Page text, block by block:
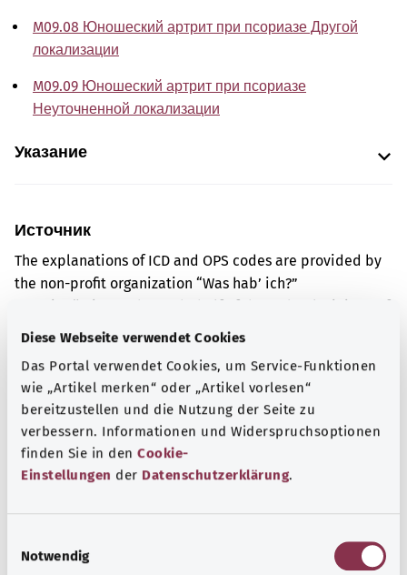
Diese Webseite verwendet Cookies
Das Portal verwendet Cookies, um Service-Funktionen
wie „Artikel merken“ oder „Artikel vorlesen“
bereitzustellen und die Nutzung der Seite zu
verbessern. Informationen und Widerspruchsoptionen
finden Sie in den Cookie-
Einstellungen der Datenschutzerklärung.
Notwendig
M09.08 Юношеский артрит при псориазе Другой
локализации
M09.09 Юношеский артрит при псориазе
Неуточненной локализации
Указание
Источник
The explanations of ICD and OPS codes are provided by
the non-profit organization “Was hab’ ich?”
gemeinnützige GmbH on behalf of the Federal Ministry of
Health (BMG).
Для хорошей осведомленности
Другие статьи